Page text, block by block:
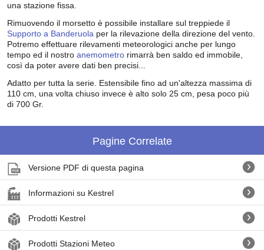
una stazione fissa.
Rimuovendo il morsetto è possibile installare sul treppiede il
Supporto a Banderuola per la rilevazione della direzione del vento.
Potremo effettuare rilevamenti meteorologici anche per lungo
tempo ed il nostro anemometro rimarrà ben saldo ed immobile,
così da poter avere dati ben precisi...
Adatto per tutta la serie. Estensibile fino ad un'altezza massima di
110 cm, una volta chiuso invece è alto solo 25 cm, pesa poco più
di 700 Gr.
Pagine Correlate
Versione PDF di questa pagina
Informazioni su Kestrel
Prodotti Kestrel
Prodotti Stazioni Meteo